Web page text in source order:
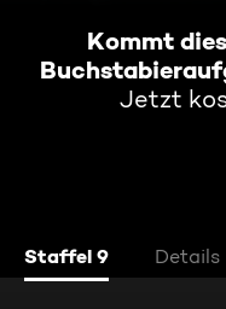
Kommt
Jetzt
Staffel 9 Details